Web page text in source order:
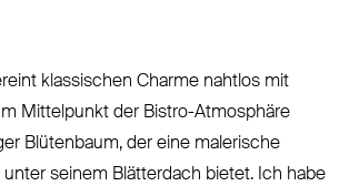
klas­sischen Charme nahtlos mit
Mit­telpunkt der Bistro-Atmosphäre
Blü­tenbaum, der eine malerische
unter seinem Blät­terdach bietet. Ich habe